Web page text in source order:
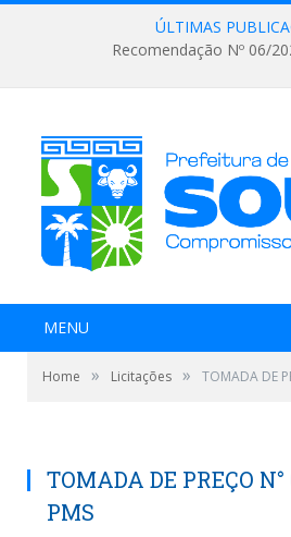
ÚLTIMAS
Recomendação Nº 06/
MENU
Home » Licitações » TOMADA DE
TOMADA DE PREÇO
PMS